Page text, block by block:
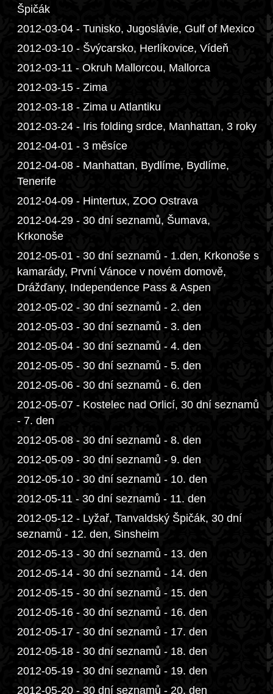
Špičák
2012-03-04 - Tunisko, Jugoslávie, Gulf of Mexico
2012-03-10 - Švýcarsko, Herlíkovice, Vídeň
2012-03-11 - Okruh Mallorcou, Mallorca
2012-03-15 - Zima
2012-03-18 - Zima u Atlantiku
2012-03-24 - Iris folding srdce, Manhattan, 3 roky
2012-04-01 - 3 měsíce
2012-04-08 - Manhattan, Bydlíme, Bydlíme,
Tenerife
2012-04-09 - Hintertux, ZOO Ostrava
2012-04-29 - 30 dní seznamů, Šumava,
Krkonoše
2012-05-01 - 30 dní seznamů - 1.den, Krkonoše s
kamarády, První Vánoce v novém domově,
Drážďany, Independence Pass & Aspen
2012-05-02 - 30 dní seznamů - 2. den
2012-05-03 - 30 dní seznamů - 3. den
2012-05-04 - 30 dní seznamů - 4. den
2012-05-05 - 30 dní seznamů - 5. den
2012-05-06 - 30 dní seznamů - 6. den
2012-05-07 - Kostelec nad Orlicí, 30 dní seznamů
- 7. den
2012-05-08 - 30 dní seznamů - 8. den
2012-05-09 - 30 dní seznamů - 9. den
2012-05-10 - 30 dní seznamů - 10. den
2012-05-11 - 30 dní seznamů - 11. den
2012-05-12 - Lyžař, Tanvaldský Špičák, 30 dní
seznamů - 12. den, Sinsheim
2012-05-13 - 30 dní seznamů - 13. den
2012-05-14 - 30 dní seznamů - 14. den
2012-05-15 - 30 dní seznamů - 15. den
2012-05-16 - 30 dní seznamů - 16. den
2012-05-17 - 30 dní seznamů - 17. den
2012-05-18 - 30 dní seznamů - 18. den
2012-05-19 - 30 dní seznamů - 19. den
2012-05-20 - 30 dní seznamů - 20. den